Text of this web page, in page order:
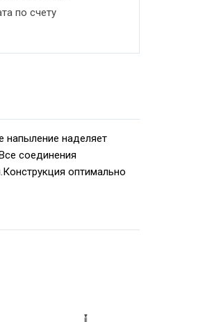
по счету
напыление наделяет
соединения
оптимально